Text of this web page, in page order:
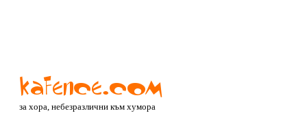
за хора, небезразлични към хумора